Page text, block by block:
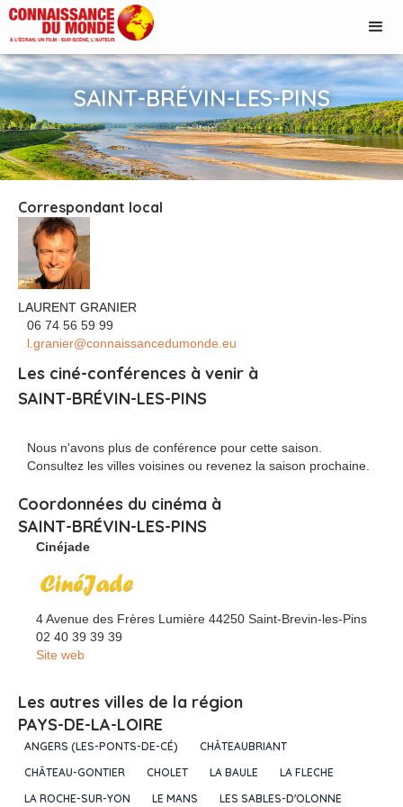
SAINT-BRÉVIN-LES-PINS
Correspondant local
LAURENT GRANIER
‭06 74 56 59 99‬
l.granier@connaissancedumonde.eu
Les ciné-conférences à venir à
SAINT-BRÉVIN-LES-PINS
Nous n'avons plus de conférence pour cette saison.
Consultez les villes voisines ou revenez la saison prochaine.
Coordonnées du cinéma à
SAINT-BRÉVIN-LES-PINS
Cinéjade
4 Avenue des Frères Lumière 44250 Saint-Brevin-les-Pins
02 40 39 39 39
Site web
Les autres villes de la région
PAYS-DE-LA-LOIRE
ANGERS (LES-PONTS-DE-CÉ)
CHÂTEAUBRIANT
CHÂTEAU-GONTIER
CHOLET LA BAULE
LA FLECHE
LA ROCHE-SUR-YON
LE MANS LES SABLES-D'OLONNE